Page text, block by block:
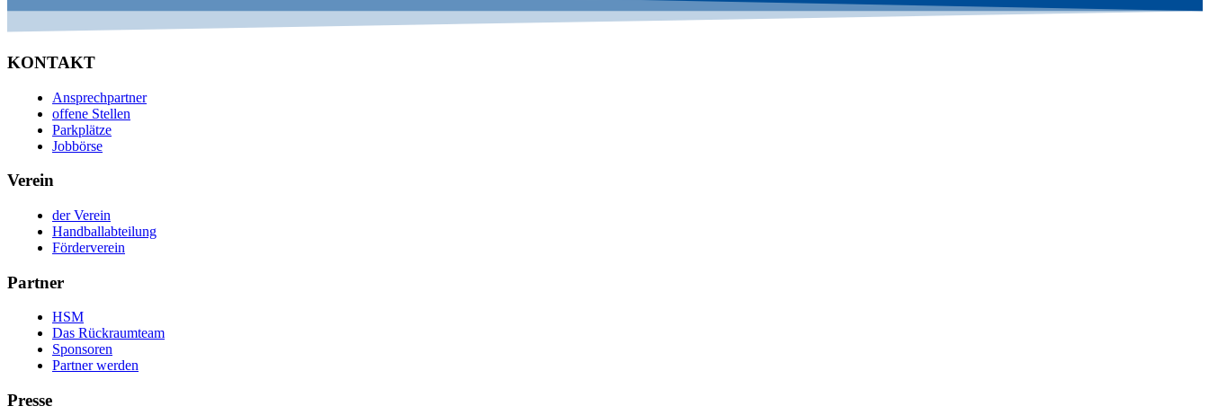
KONTAKT
Ansprechpartner
offene Stellen
Parkplätze
Jobbörse
Verein
der Verein
Handballabteilung
Förderverein
Partner
HSM
Das Rückraumteam
Sponsoren
Partner werden
Presse